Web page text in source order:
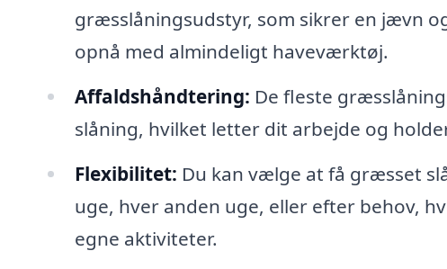
græsslåningsudstyr, som sikrer en jævn
opnå med almindeligt haveværktøj.
Affaldshåndtering: De fleste
slåning, hvilket letter dit arbejde og
Flexibilitet: Du kan vælge at få græsset
uge, hver anden uge, eller efter behov,
egne aktiviteter.